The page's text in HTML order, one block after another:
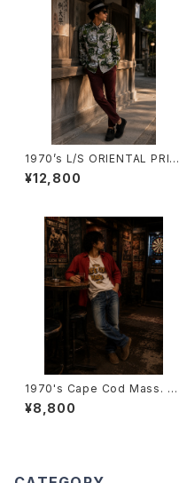
1970’s L/S ORIENTAL PRIN
T SHIRTS -1970年代 オリエ
ンタルプリント ロングスリーブシ
¥12,800
1970's Cape Cod Mass. T-
Shirts -1970年代 コッド岬Tシ
ャツ-
¥8,800